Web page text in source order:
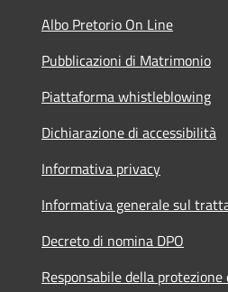
Albo Pretorio On Line
Pubblicazioni di Matrimonio
Piattaforma whistleblowing
Dichiarazione di accessibilità
Informativa privacy
Informativa generale sul
Decreto di nomina DPO
Responsabile della protezione